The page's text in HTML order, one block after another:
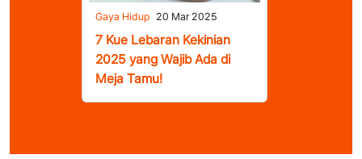
Gaya Hidup 20 Mar 2025
7 Kue Lebaran Kekinian
2025 yang Wajib Ada di
Meja Tamu!